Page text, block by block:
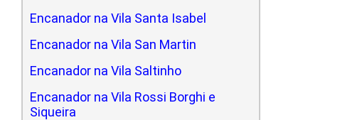
Encanador na Vila Santa Isabel
Encanador na Vila San Martin
Encanador na Vila Saltinho
Encanador na Vila Rossi Borghi e
Siqueira